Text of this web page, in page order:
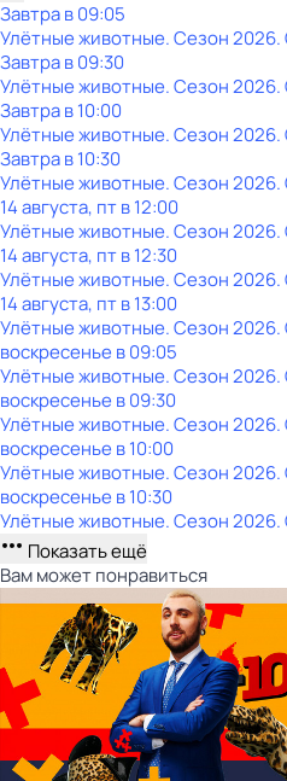
Завтра в 09:05
Улётные животные. Сезон 2026.
Завтра в 09:30
Улётные животные. Сезон 2026.
Завтра в 10:00
Улётные животные. Сезон 2026.
Завтра в 10:30
Улётные животные. Сезон 2026.
14 августа, пт в 12:00
Улётные животные. Сезон 2026.
14 августа, пт в 12:30
Улётные животные. Сезон 2026.
14 августа, пт в 13:00
Улётные животные. Сезон 2026.
воскресенье в09:05
Улётные животные. Сезон 2026.
воскресенье в09:30
Улётные животные. Сезон 2026.
воскресенье в10:00
Улётные животные. Сезон 2026.
воскресенье в10:30
Улётные животные. Сезон 2026.
Показать ещё
Вам может понравиться